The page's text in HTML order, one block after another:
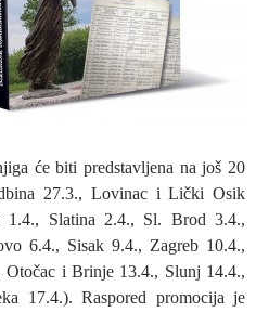
će biti predstavljena na još 20
27.3., Lovinac i Lički Osik
1.4., Slatina 2.4., Sl. Brod 3.4.,
6.4., Sisak 9.4., Zagreb 10.4.,
i Brinje 13.4., Slunj 14.4.,
17.4.). Raspored promocija je